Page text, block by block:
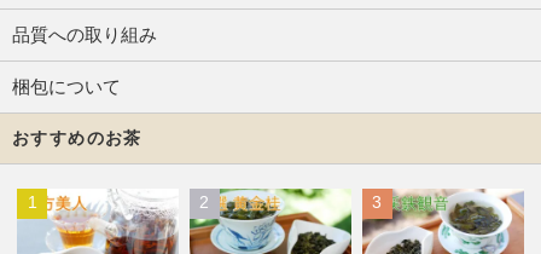
品質への取り組み
梱包について
おすすめのお茶
1 2 3